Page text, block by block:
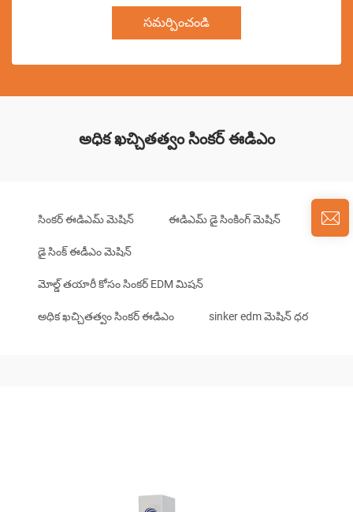
సమర్పించండి
అధిక ఖచ్చితత్వం సింకర్ ఈడిఎం
సింకర్ ఈడిఎమ్ మెషిన్ ఈడిఎమ్ డై సింకింగ్ మెషిన్
డై సింక్ ఈడీఎం మెషిన్
మోల్డ్ తయారీ కోసం సింకర్ EDM మిషన్
అధిక ఖచ్చితత్వం సింకర్ ఈడిఎం sinker edm మెషిన్ ధర